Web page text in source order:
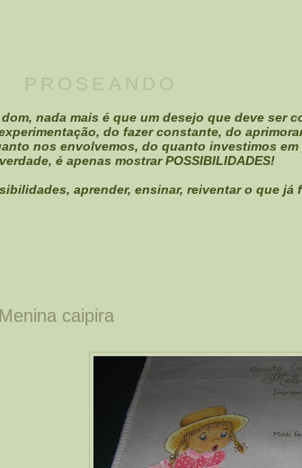
PROSEANDO
nada mais é que um desejo que deve ser
do fazer constante, do
nos envolvemos, do quanto investimos em
é apenas mostrar POSSIBILIDADES!
aprender, ensinar, reiventar o que já
caipira